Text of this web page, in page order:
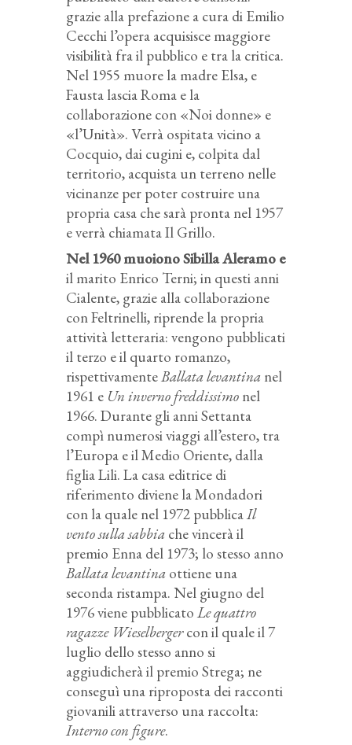
grazie alla prefazione a cura di Emilio
Cecchi l’opera acquisisce maggiore
visibilità fra il pubblico e tra la critica.
Nel 1955 muore la madre Elsa, e
Fausta lascia Roma e la
collaborazione con «Noi donne» e
«l’Unità». Verrà ospitata vicino a
Cocquio, dai cugini e, colpita dal
territorio, acquista un terreno nelle
vicinanze per poter costruire una
propria casa che sarà pronta nel 1957
e verrà chiamata Il Grillo.
Nel 1960 muoiono Sibilla Aleramo e
il marito Enrico Terni; in questi anni
Cialente, grazie alla collaborazione
con Feltrinelli, riprende la propria
attività letteraria: vengono pubblicati
il terzo e il quarto romanzo,
rispettivamenteBallata levantina nel
1961 e Un inverno freddissimo nel
1966. Durante gli anni Settanta
compì numerosi viaggi all’estero, tra
l’Europa e il Medio Oriente, dalla
figlia Lili. La casa editrice di
riferimento diviene la Mondadori
con la quale nel 1972 pubblicaIl
vento sulla sabbia che vincerà il
premio Enna del 1973; lo stesso anno
Ballata levantina ottiene una
seconda ristampa. Nel giugno del
1976 viene pubblicato Le quattro
ragazze Wieselbergercon il quale il 7
luglio dello stesso anno si
aggiudicherà il premio Strega; ne
conseguì una riproposta dei racconti
giovanili attraverso una raccolta:
Interno con figure.